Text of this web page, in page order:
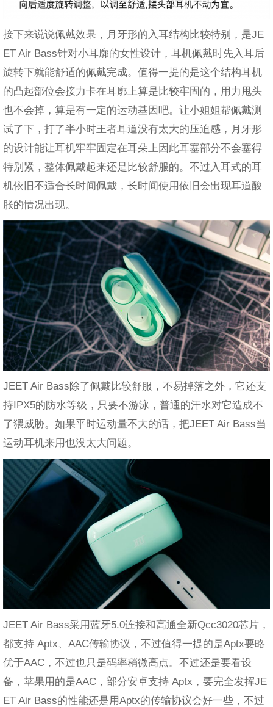
接下来说说佩戴效果，月牙形的入耳结构比较特别，是JE
ET Air Bass针对小耳廓的女性设计，耳机佩戴时先入耳后
旋转下就能舒适的佩戴完成。值得一提的是这个结构耳机
的凸起部位会接力卡在耳廓上算是比较牢固的，用力甩头
也不会掉，算是有一定的运动基因吧。让小姐姐帮佩戴测
试了下，打了半小时王者耳道没有太大的压迫感，月牙形
的设计能让耳机牢牢固定在耳朵上因此耳塞部分不会塞得
特别紧，整体佩戴起来还是比较舒服的。不过入耳式的耳
机依旧不适合长时间佩戴，长时间使用依旧会出现耳道酸
胀的情况出现。
JEET Air Bass除了佩戴比较舒服，不易掉落之外，它还支
持IPX5的防水等级，只要不游泳，普通的汗水对它造成不
了猥威胁。如果平时运动量不大的话，把JEET Air Bass当
运动耳机来用也没太大问题。
JEET Air Bass采用蓝牙5.0连接和高通全新Qcc3020芯片，
都支持 Aptx、AAC传输协议，不过值得一提的是Aptx要略
优于AAC，不过也只是码率稍微高点。不过还是要看设
备，苹果用的是AAC，部分安卓支持 Aptx，要完全发挥JE
ET Air Bass的性能还是用Aptx的传输协议会好一些，不过